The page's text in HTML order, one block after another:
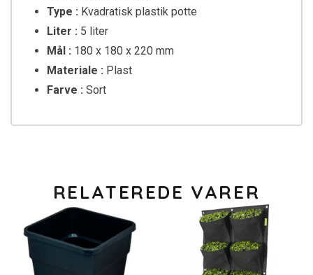
Type : Kvadratisk plastik potte
Liter : 5 liter
Mål : 180 x 180 x 220 mm
Materiale : Plast
Farve : Sort
RELATEREDE VARER